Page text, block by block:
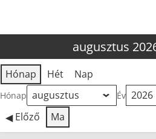
augusztus
Hónap Hét Nap
Hónap Év
Előző Ma